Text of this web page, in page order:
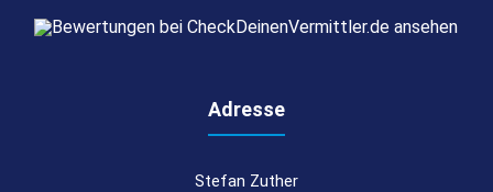
Adresse
Stefan Zuther